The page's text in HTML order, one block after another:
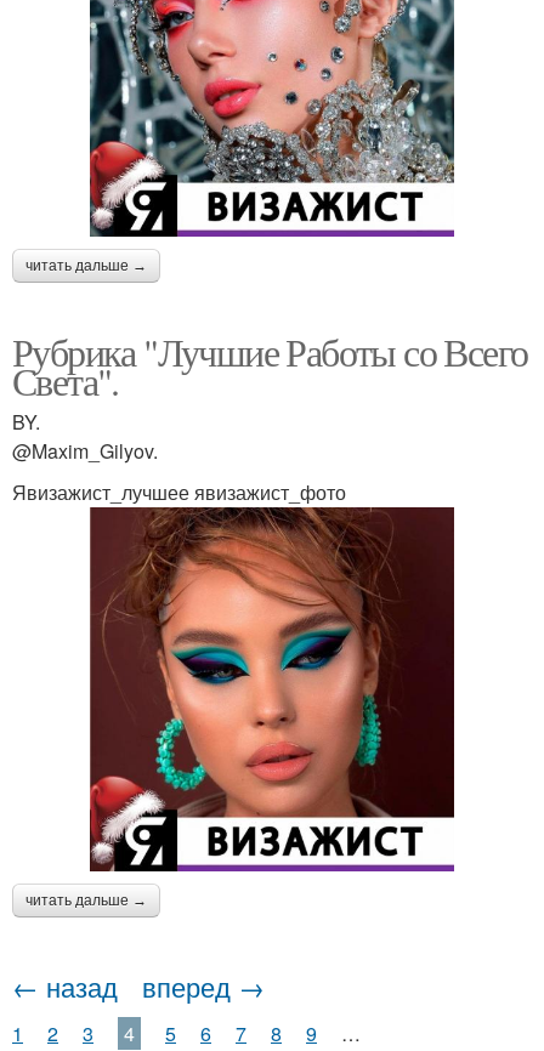
читать дальше →
Рубрика "Лучшие Работы со Всего
Света".
BY.
@Maxim_Gilyov.
Явизажист_лучшее явизажист_фото
читать дальше →
← назад вперед →
1 2 3 4 5 6 7 8 9 …